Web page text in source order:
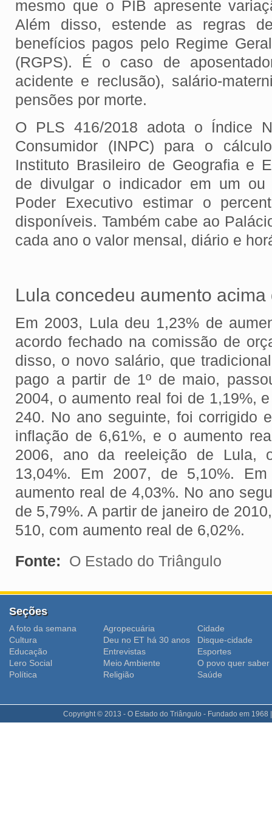
mesmo que o PIB apresente
Além disso, estende as regras
benefícios pagos pelo Regime
(RGPS). É o caso de
acidente e reclusão), salário-
pensões por morte.
O PLS 416/2018 adota o Índice
Consumidor (INPC) para o
Instituto Brasileiro de Geografia e
de divulgar o indicador em um
Poder Executivo estimar o
disponíveis. Também cabe ao
cada ano o valor mensal, diário e
Lula concedeu aumento acima
Em 2003, Lula deu 1,23% de
acordo fechado na comissão de
disso, o novo salário, que
pago a partir de 1º de maio,
2004, o aumento real foi de 1,19%,
240. No ano seguinte, foi corrigido
inflação de 6,61%, e o aumento
2006, ano da reeleição de Lula,
13,04%. Em 2007, de 5,10%.
aumento real de 4,03%. No ano
de 5,79%. A partir de janeiro de
510, com aumento real de 6,02%.
Fonte:
O Estado do Triângulo
Seções
A foto da semana Agropecuária
Cidade
Cultura
Deu no ET há 30 anos
Disque-cidade
Educação
Entrevistas
Esportes
Lero Social
Meio Ambiente
O povo quer saber
Polí­tica
Religião Saúde
Copyright © 2013 - O Estado do Triângulo - Fundado em